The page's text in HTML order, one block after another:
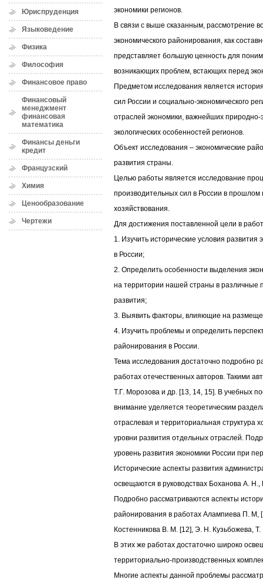
Юриспруденция
Языковедение
Физика
Философия
Финансовое право
Финансовый
менеджмент
финансовая
математика
Финансы деньги
кредит
Французский
Химия
Ценообразование
Чертежи
экономики регионов.
В связи с выше сказанным, рассмотрение
экономического районирования, как
представляет большую ценность для
возникающих проблем, встающих перед
Предметом исследования является
сил России и социально-экономического
отраслей экономики, важнейших природно-
экологических особенностей регионов.
Объект исследования – экономические
развития страны.
Целью работы является исследование
производительных сил в России в прошлом
хозяйствования.
Для достижения поставленной цели в
1. Изучить исторические условия развития
в России;
2. Определить особенности выделения
на территории нашей страны в различные
развития;
3. Выявить факторы, влияющие на
4. Изучить проблемы и определить
районирования в России.
Тема исследования достаточно подробно
работах отечественных авторов. Такими
Т.Г. Морозова и др. [13, 14, 15]. В учебных
внимание уделяется теоретическим
отраслевая и территориальная структура
уровни развития отдельных отраслей.
уровень развития экономики России при
Исторические аспекты развития
освещаются в руководствах Боханова А.
Подробно рассматриваются аспекты
районирования в работах Алампиева П. М,
Костенникова В. М. [12], Э. Н. Кузьбожева,
В этих же работах достаточно широко
территориально-производственных
Многие аспекты данной проблемы